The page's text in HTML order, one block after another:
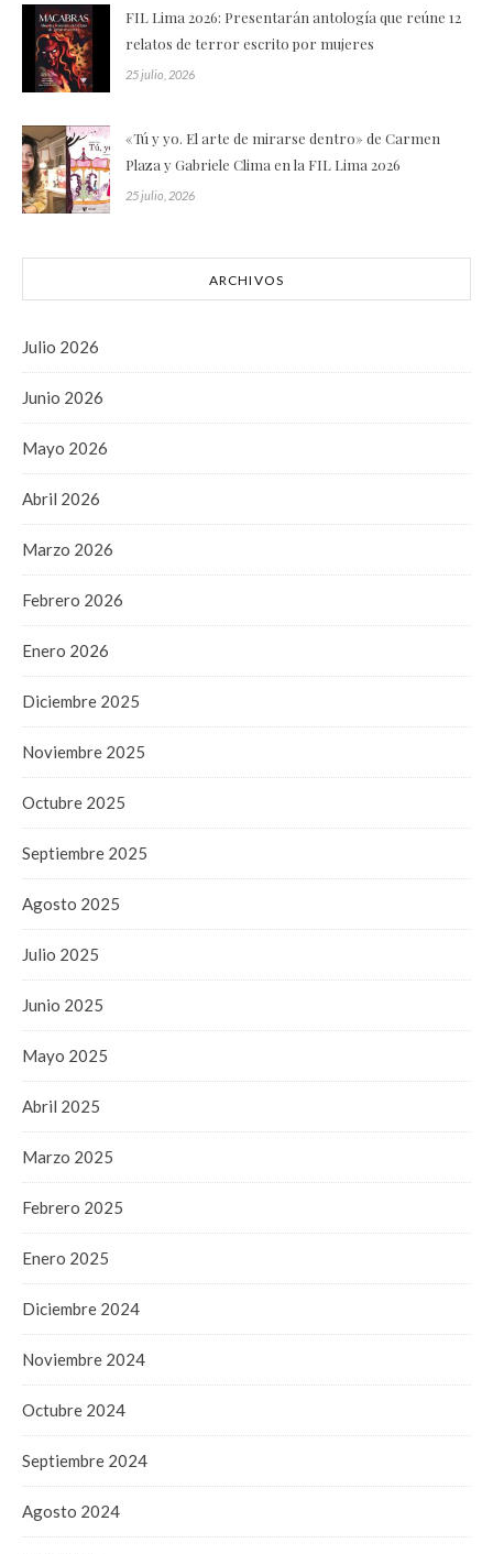
FIL Lima 2026: Presentarán antología que reúne 12
relatos de terror escrito por mujeres
25 julio, 2026
«Tú y yo. El arte de mirarse dentro» de Carmen
Plaza y Gabriele Clima en la FIL Lima 2026
25 julio, 2026
ARCHIVOS
Julio 2026
Junio 2026
Mayo 2026
Abril 2026
Marzo 2026
Febrero 2026
Enero 2026
Diciembre 2025
Noviembre 2025
Octubre 2025
Septiembre 2025
Agosto 2025
Julio 2025
Junio 2025
Mayo 2025
Abril 2025
Marzo 2025
Febrero 2025
Enero 2025
Diciembre 2024
Noviembre 2024
Octubre 2024
Septiembre 2024
Agosto 2024